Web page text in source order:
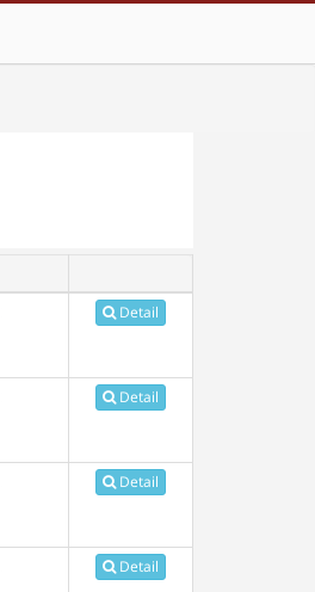
Detail
Detail
Detail
Detail